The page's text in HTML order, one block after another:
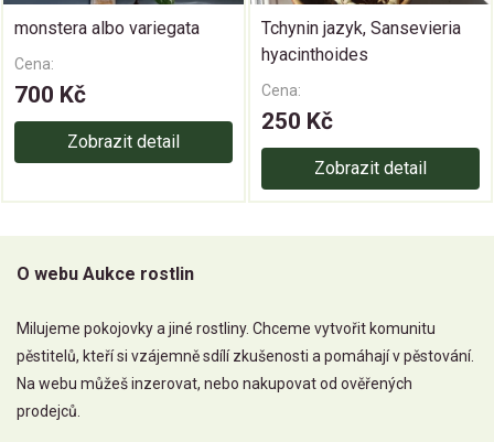
monstera albo variegata
Cena:
700 Kč
Zobrazit detail
Tchynin jazyk, Sansevieria
hyacinthoides
Cena:
250 Kč
Zobrazit detail
O webu Aukce rostlin
Milujeme pokojovky a jiné rostliny. Chceme vytvořit komunitu
pěstitelů, kteří si vzájemně sdílí zkušenosti a pomáhají v pěstování.
Na webu můžeš inzerovat, nebo nakupovat od ověřených
prodejců.